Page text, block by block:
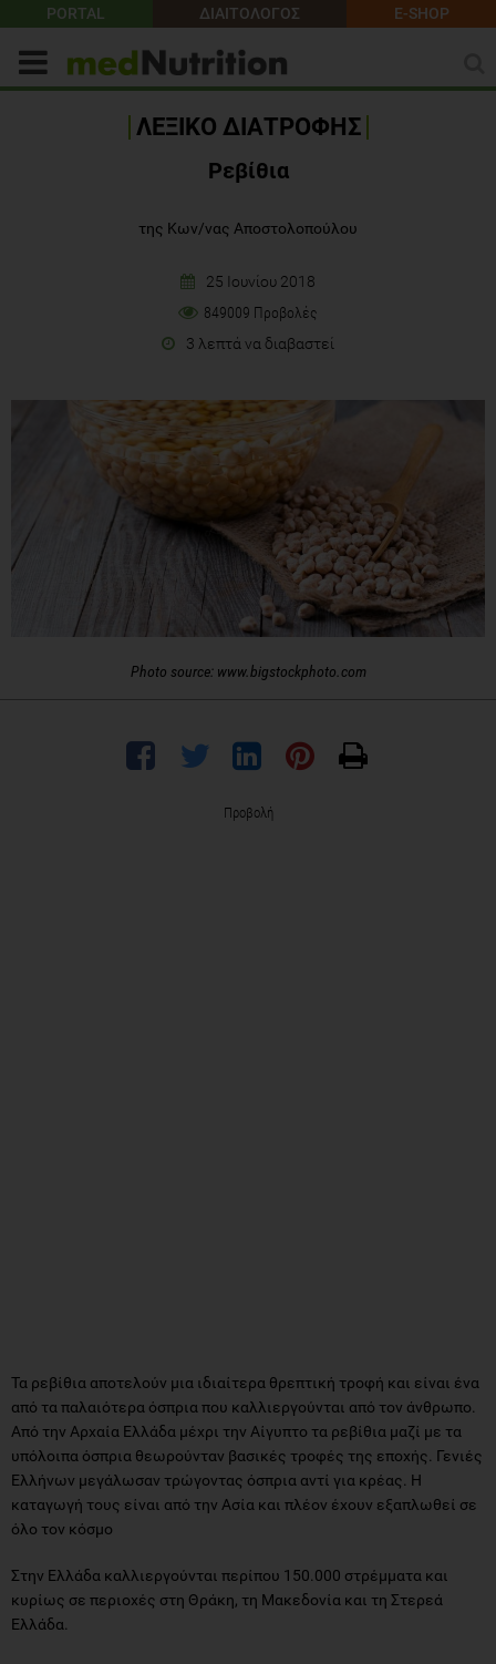
PORTAL ΔΙΑΙΤΟΛΟΓΟΣ E-SHOP
ΛΕΞΙΚΟ ΔΙΑΤΡΟΦΗΣ
Ρεβίθια
της Κων/νας Αποστολοπούλου
25 Ιουνίου 2018
849009 Προβολές
3 λεπτά να διαβαστεί
Photo source: www.bigstockphoto.com
Προβολή
Τα ρεβίθια αποτελούν μια ιδιαίτερα θρεπτική τροφή και είναι ένα
από τα παλαιότερα όσπρια που καλλιεργούνται από τον άνθρωπο.
Από την Αρχαία Ελλάδα μέχρι την Αίγυπτο τα ρεβίθια μαζί με τα
υπόλοιπα όσπρια θεωρούνταν βασικές τροφές της εποχής. Γενιές
Ελλήνων μεγάλωσαν τρώγοντας όσπρια αντί για κρέας. Η
καταγωγή τους είναι από την Ασία και πλέον έχουν εξαπλωθεί σε
όλο τον κόσμο
Στην Ελλάδα καλλιεργούνται περίπου 150.000 στρέμματα και
κυρίως σε περιοχές στη Θράκη, τη Μακεδονία και τη Στερεά
Ελλάδα.